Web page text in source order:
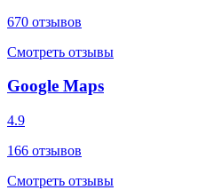
670 отзывов
Смотреть отзывы
Google Maps
4.9
166 отзывов
Смотреть отзывы